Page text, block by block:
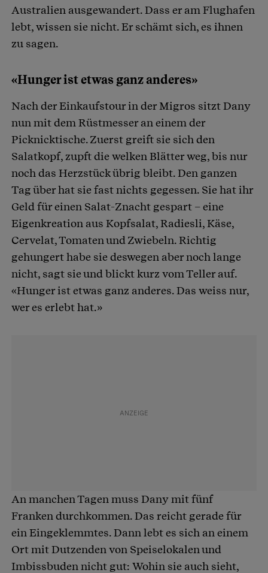
Australien ausgewandert. Dass er am Flughafen
lebt, wissen sie nicht. Er schämt sich, es ihnen
zu sagen.
«Hunger ist etwas ganz anderes»
Nach der Einkaufstour in der Migros sitzt Dany
nun mit dem Rüstmesser an einem der
Picknicktische. Zuerst greift sie sich den
Salatkopf, zupft die welken Blätter weg, bis nur
noch das Herzstück übrig bleibt. Den ganzen
Tag über hat sie fast nichts gegessen. Sie hat ihr
Geld für einen Salat-Znacht gespart – eine
Eigenkreation aus Kopfsalat, Radiesli, Käse,
Cervelat, Tomaten und Zwiebeln. Richtig
gehungert habe sie deswegen aber noch lange
nicht, sagt sie und blickt kurz vom Teller auf.
«Hunger ist etwas ganz anderes. Das weiss nur,
wer es erlebt hat.»
An manchen Tagen muss Dany mit fünf
Franken durchkommen. Das reicht gerade für
ein Eingeklemmtes. Dann lebt es sich an einem
Ort mit Dutzenden von Speiselokalen und
Imbissbuden nicht gut: Wohin sie auch sieht,